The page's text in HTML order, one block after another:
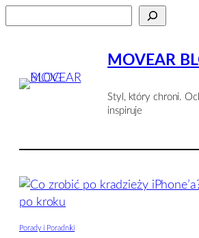
do
MOVEAR
Styl, który chroni.
inspiruje
Porady i Poradniki